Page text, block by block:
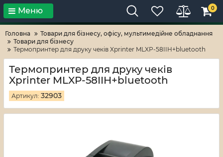
Тільки високі технології! RV-ZAFT
Меню 0
Головна
Товари для бізнесу, офісу, мультимедійне обладнання
Товари для бізнесу
Термопринтер для друку чеків Xprinter MLXP-58IIH+bluetooth
Термопринтер для друку чеків
Xprinter MLXP-58IIH+bluetooth
Артикул: 32903